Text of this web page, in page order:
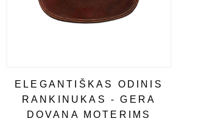
ELEGANTIŠKAS ODINIS
RANKINUKAS - GERA
DOVANA MOTERIMS